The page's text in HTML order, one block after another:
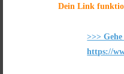
Dein Link
>>>
https://